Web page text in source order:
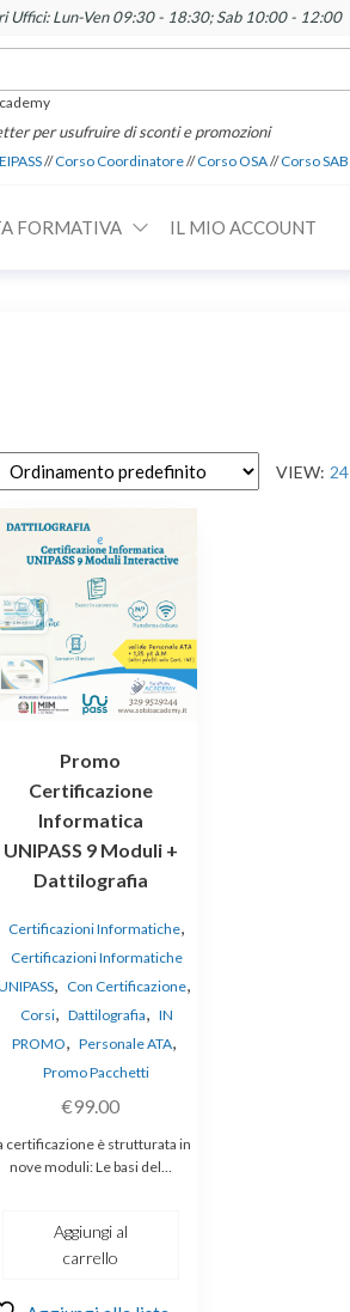
Uffici: Lun-Ven 09:30 - 18:30; Sab 10:00 - 12:00
per usufruire di sconti e promozioni
EIPASS//Corso Coordinatore//Corso OSA//Corso SAB
FORMATIVA IL MIO ACCOUNT
VIEW: 24
Promo
Certificazione
Informatica
UNIPASS 9 Moduli +
Dattilografia
Certificazioni Informatiche
Certificazioni Informatiche
, Con Certificazione,
Corsi, Dattilografia
IN
PROMO
Personale ATA
Promo Pacchetti
€99.00
certificazione è strutturata in
nove moduli: Le basi del…
Aggiungi al
carrello